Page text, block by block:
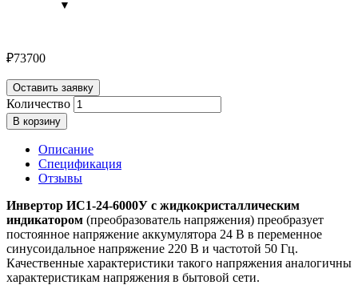
₽73700
Оставить заявку
Количество
В корзину
Описание
Спецификация
Отзывы
Инвертор ИС1-24-6000У с жидкокристаллическим
индикатором (преобразователь напряжения) преобразует
постоянное напряжение аккумулятора 24 В в переменное
синусоидальное напряжение 220 В и частотой 50 Гц.
Качественные характеристики такого напряжения аналогичны
характеристикам напряжения в бытовой сети.